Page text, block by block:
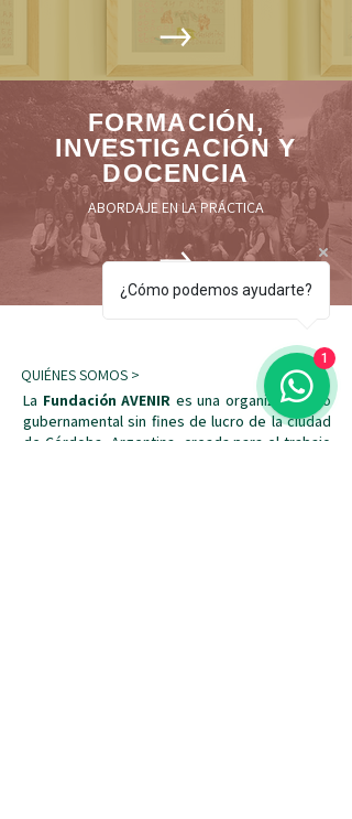
FORMACIÓN,
INVESTIGACIÓN Y
DOCENCIA
ABORDAJE EN LA PRÁCTICA
QUIÉNES SOMOS >
La Fundación AVENIR es una organización no
gubernamental sin fines de lucro de la ciudad
de Córdoba, Argentina, creada para el trabajo
¿Cómo podemos ayudarte?
1